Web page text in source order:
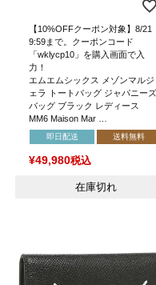
【10%OFFクーポン対象】8/21
9:59まで。クーポンコード
「wklycp10」を購入画面で入
力！
エムエムシックス メゾンマルジ
ェラ トートバッグ ジャパニーズ
バッグ ブラック レディース
MM6 Maison Mar …
即日配送 送料無料
¥49,980税込
在庫切れ